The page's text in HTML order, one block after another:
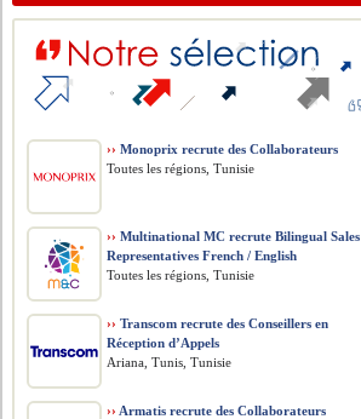
›› Monoprix recrute des Collaborateurs
Toutes les régions, Tunisie
›› Multinational MC recrute Bilingual Sales
Representatives French / English
Toutes les régions, Tunisie
›› Transcom recrute des Conseillers en
Réception d’Appels
Ariana, Tunis, Tunisie
›› Armatis recrute des Collaborateurs